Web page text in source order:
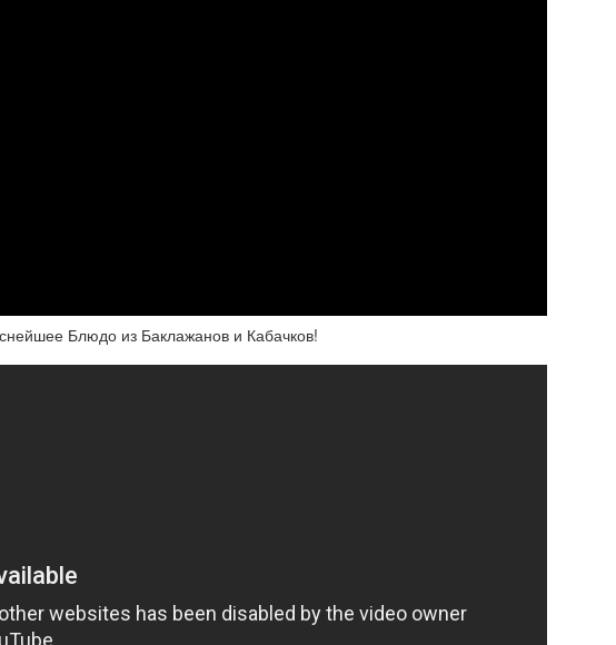
Блюдо из Баклажанов и Кабачков!